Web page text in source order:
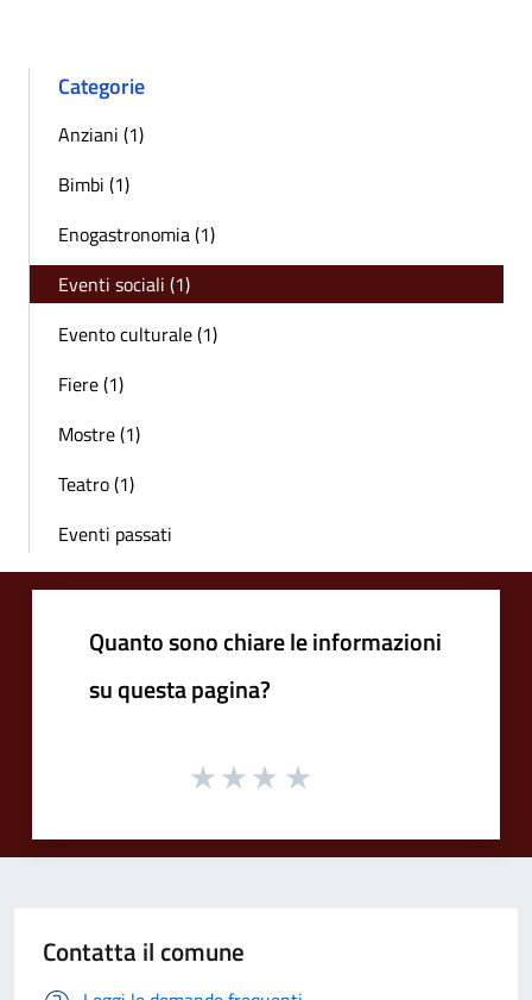
Categorie
Anziani (1)
Bimbi (1)
Enogastronomia (1)
Eventi sociali (1)
Evento culturale (1)
Fiere (1)
Mostre (1)
Teatro (1)
Eventi passati
Quanto sono chiare le informazioni
su questa pagina?
Contatta il comune